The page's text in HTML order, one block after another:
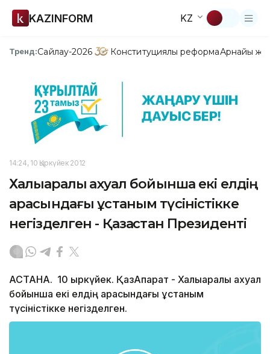
KAZINFORM KZ
Тренд:Сайлау-2026 Конституциялық реформаАрнайы
14:24, 10 Қыркүйек 2012
Халықаралық ахуал бойынша екі елдің
арасындағы ұстаным түсіністікке
негізделген - Қазақстан Президенті
АСТАНА. 10 қыркүйек. ҚазАқпарат - Халықаралық ахуал
бойынша екі елдің арасындағы ұстаным
түсіністікке негізделген.